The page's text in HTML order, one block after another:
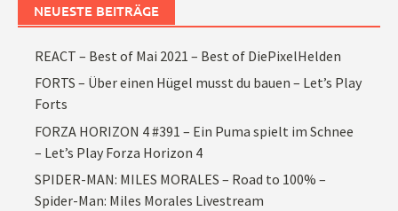
NEUESTE BEITRÄGE
REACT – Best of Mai 2021 – Best of DiePixelHelden
FORTS – Über einen Hügel musst du bauen – Let’s Play
Forts
FORZA HORIZON 4 #391 – Ein Puma spielt im Schnee
– Let’s Play Forza Horizon 4
SPIDER-MAN: MILES MORALES – Road to 100% –
Spider-Man: Miles Morales Livestream